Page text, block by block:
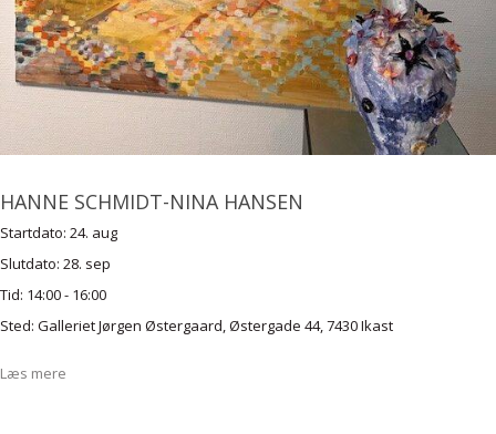
HANNE SCHMIDT-NINA HANSEN
Startdato: 24. aug
Slutdato: 28. sep
Tid: 14:00 - 16:00
Sted: Galleriet Jørgen Østergaard, Østergade 44, 7430 Ikast
Læs mere